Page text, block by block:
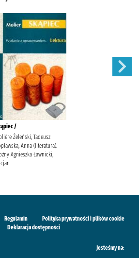
/
Żeleński, Tadeusz
Anna (literatura).
Agnieszka Ławnicki,
Regulamin
Polityka prywatności i plików cookie
Deklaracja dostępności
Jesteśmy na: